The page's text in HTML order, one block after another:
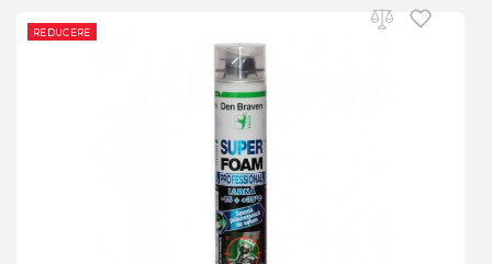
REDUCERE